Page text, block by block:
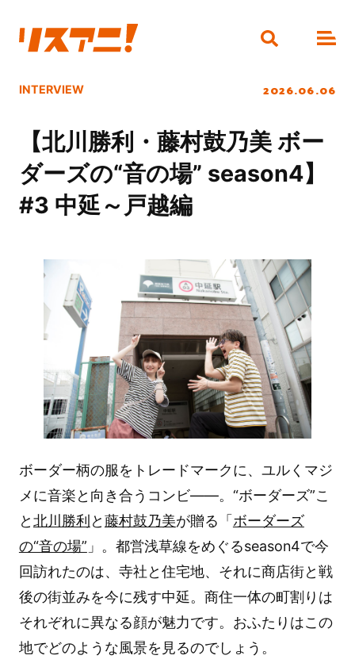
INTERVIEW 2026.06.06
【北川勝利・藤村鼓乃美 ボー
ダーズの“音の場” season4】
#3 中延～戸越編
ボーダー柄の服をトレードマークに、ユルくマジ
メに音楽と向き合うコンビ――。“ボーダーズ”こ
と北川勝利と藤村鼓乃美が贈る「ボーダーズ
の“音の場” 」。都営浅草線をめぐるseason4で今
回訪れたのは、寺社と住宅地、それに商店街と戦
後の街並みを今に残す中延。商住一体の町割りは
それぞれに異なる顔が魅力です。おふたりはこの
地でどのような風景を見るのでしょう。